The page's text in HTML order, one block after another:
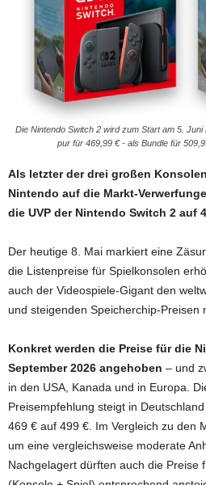
Die Nintendo Switch 2 wird zum Start am 5.
pur für 469,99 € - als Bundle für
Als letzter der drei großen
Nintendo auf die Markt-
die UVP der Nintendo Switch 2 auf
Der heutige 8. Mai markiert eine
die Listenpreise für Spielkonsolen
auch der Videospiele-Gigant den
und steigenden Speicherchip-Preisen
Konkret werden die Preise für die
September 2026 angehoben – und
in den USA, Kanada und in Europa.
Preisempfehlung steigt in
469 € auf 499 €. Im Vergleich zu den
um eine vergleichsweise moderate
Nachgelagert dürften auch die Preise